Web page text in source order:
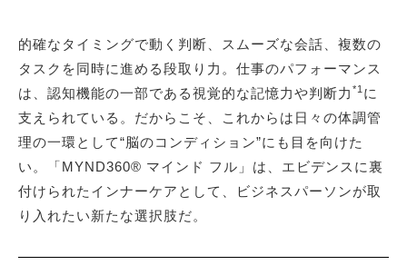
的確なタイミングで動く判断、スムーズな会話、複数の
タスクを同時に進める段取り力。仕事のパフォーマンス
は、認知機能の一部である視覚的な記憶力や判断力 *1に
支えられている。だからこそ、これからは日々の体調管
理の一環として“脳のコンディション”にも目を向けた
い。「MYND360® マインド フル」は、エビデンスに裏
付けられたインナーケアとして、ビジネスパーソンが取
り入れたい新たな選択肢だ。